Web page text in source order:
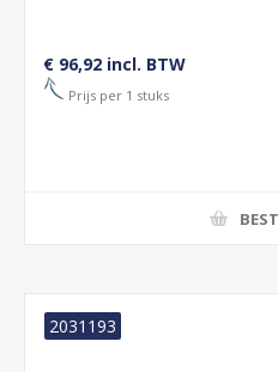
€ 96,92 incl. BTW
Prijs per 1 stuks
2031193